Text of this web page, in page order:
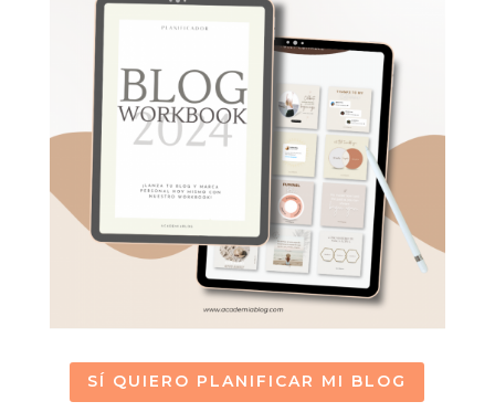
SÍ QUIERO PLANIFICAR MI BLOG